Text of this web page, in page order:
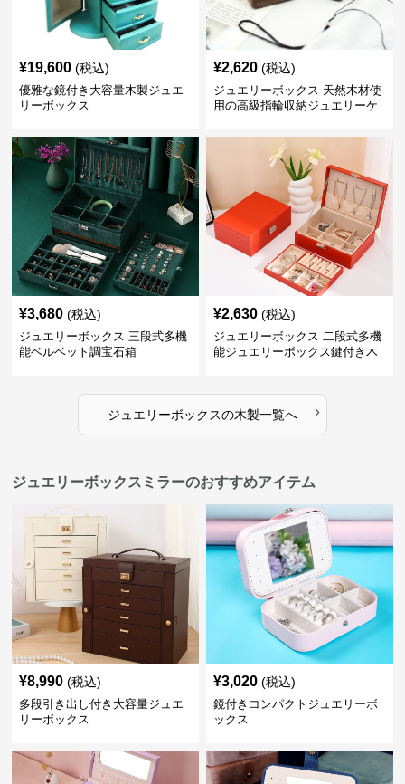
¥19,600 (税込)
優雅な鏡付き大容量木製ジュエ
リーボックス
¥2,620 (税込)
ジュエリーボックス 天然木材使
用の高級指輪収納ジュエリーケ
¥3,680 (税込)
ジュエリーボックス 三段式多機
能ベルベット調宝石箱
¥2,630 (税込)
ジュエリーボックス 二段式多機
能ジュエリーボックス鍵付き木
ジュエリーボックスの木製一覧へ ›
ジュエリーボックスミラーのおすすめアイテム
¥8,990 (税込)
多段引き出し付き大容量ジュエ
リーボックス
¥3,020 (税込)
鏡付きコンパクトジュエリーボ
ックス